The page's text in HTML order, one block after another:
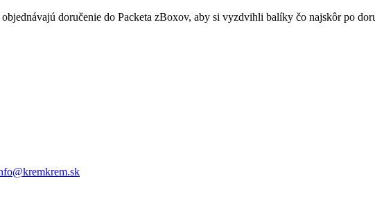
doručenie do Packeta zBoxov, aby si vyzdvihli balíky čo najskôr po